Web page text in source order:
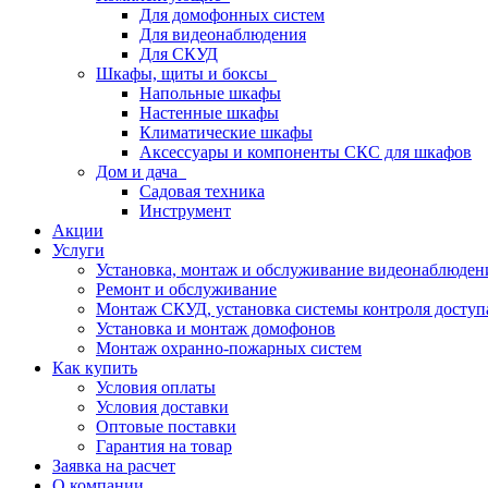
Для домофонных систем
Для видеонаблюдения
Для СКУД
Шкафы, щиты и боксы
Напольные шкафы
Настенные шкафы
Климатические шкафы
Аксессуары и компоненты СКС для шкафов
Дом и дача
Садовая техника
Инструмент
Акции
Услуги
Установка, монтаж и обслуживание
Ремонт и обслуживание
Монтаж СКУД, установка системы контроля
Установка и монтаж домофонов
Монтаж охранно-пожарных систем
Как купить
Условия оплаты
Условия доставки
Оптовые поставки
Гарантия на товар
Заявка на расчет